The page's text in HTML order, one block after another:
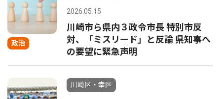
政治
2026.05.15
川崎市ら県内３政令市長 特別市反
対、「ミスリード」と反論 県知事へ
の要望に緊急声明
川崎区・幸区